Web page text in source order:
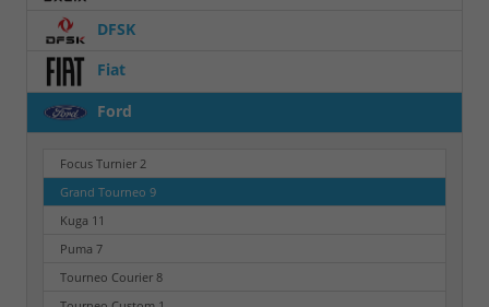
DFSK
Fiat
Ford
Focus Turnier 2
Grand Tourneo 9
Kuga 11
Puma 7
Tourneo Courier 8